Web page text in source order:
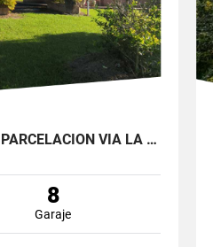
SE VENDE FINCA EN PARCELACIÓN VIA LA CEJA LA UNION
8
Garaje